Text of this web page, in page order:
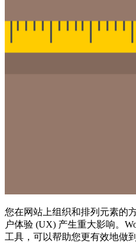
您在网站上组织和排列元素的
户体验 (UX) 产生重大影响。
工具，可以帮助您更有效地做